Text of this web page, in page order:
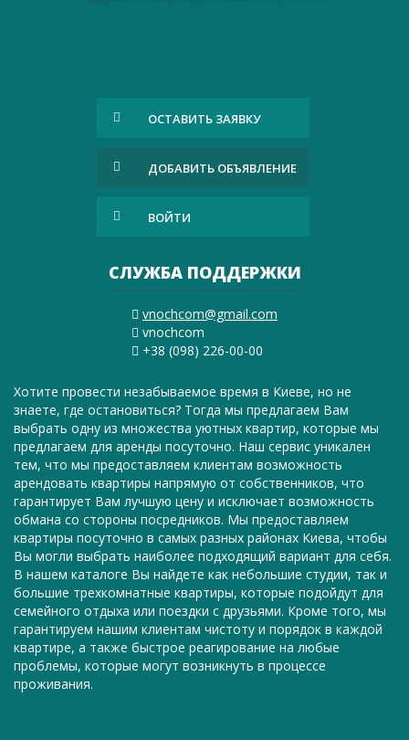
ОСТАВИТЬ ЗАЯВКУ
ДОБАВИТЬ ОБЪЯВЛЕНИЕ
ВОЙТИ
СЛУЖБА ПОДДЕРЖКИ
vnochcom@gmail.com
vnochcom
+38 (098) 226-00-00
Хотите провести незабываемое время в Киеве, но не
знаете, где остановиться? Тогда мы предлагаем Вам
выбрать одну из множества уютных квартир, которые мы
предлагаем для аренды посуточно. Наш сервис уникален
тем, что мы предоставляем клиентам возможность
арендовать квартиры напрямую от собственников, что
гарантирует Вам лучшую цену и исключает возможность
обмана со стороны посредников. Мы предоставляем
квартиры посуточно в самых разных районах Киева, чтобы
Вы могли выбрать наиболее подходящий вариант для себя.
В нашем каталоге Вы найдете как небольшие студии, так и
большие трехкомнатные квартиры, которые подойдут для
семейного отдыха или поездки с друзьями. Кроме того, мы
гарантируем нашим клиентам чистоту и порядок в каждой
квартире, а также быстрое реагирование на любые
проблемы, которые могут возникнуть в процессе
проживания.